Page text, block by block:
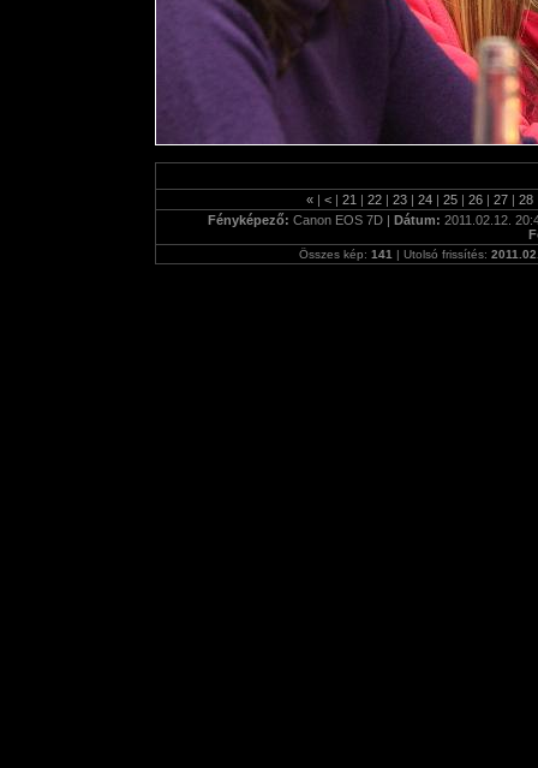
« | < | 21 | 22 | 23 | 24 | 25 | 26 | 27 | 28
Fényképező: Canon EOS 7D | Dátum: 2011.02.12.
Összes kép: 141 | Utolsó frissítés: